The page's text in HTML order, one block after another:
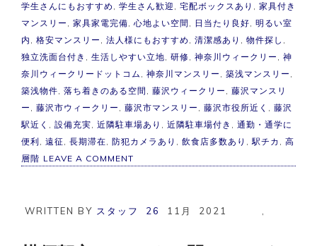
学生さんにもおすすめ , 学生さん歓迎 , 宅配ボックスあり , 家具付き
マンスリー , 家具家電完備, 心地よい空間 , 日当たり良好, 明るい室
内 , 格安マンスリー , 法人様にもおすすめ , 清潔感あり , 物件探し ,
独立洗面台付き , 生活しやすい立地, 研修, 神奈川ウィークリー , 神
奈川ウィークリードットコム , 神奈川マンスリー , 築浅マンスリー ,
築浅物件, 落ち着きのある空間 , 藤沢ウィークリー , 藤沢マンスリ
ー , 藤沢市ウィークリー , 藤沢市マンスリー , 藤沢市役所近く , 藤沢
駅近く , 設備充実, 近隣駐車場あり , 近隣駐車場付き , 通勤・通学に
便利 , 遠征, 長期滞在, 防犯カメラあり , 飲食店多数あり ,駅チカ , 高
層階 LEAVE A COMMENT
【築
WRITTEN BY スタッフ 26 11月 ,
2021